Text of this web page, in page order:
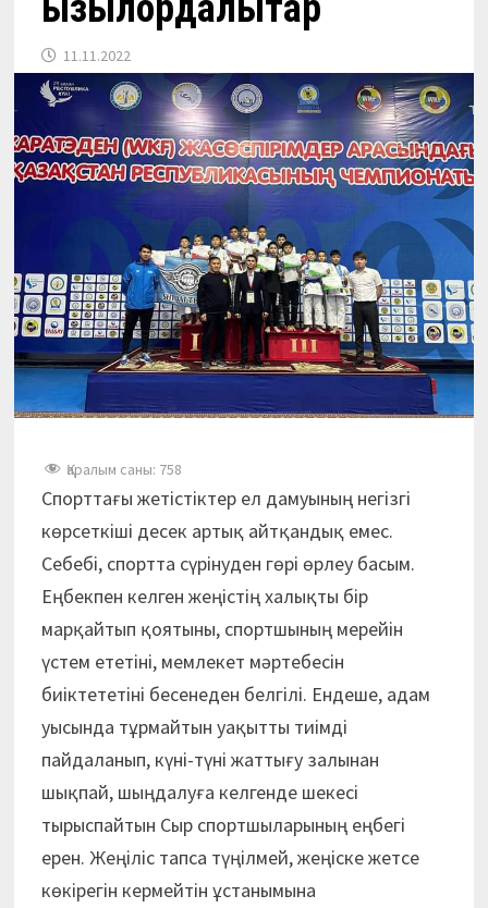
11.11.2022
Қаралым саны: 758
Спорттағы жетістіктер ел дамуының негізгі
көрсеткіші десек артық айтқандық емес.
Себебі, спортта сүрінуден гөрі өрлеу басым.
Еңбекпен келген жеңістің халықты бір
марқайтып қоятыны, спортшының мерейін
үстем ететіні, мемлекет мәртебесін
биіктететіні бесенеден белгілі. Ендеше, адам
уысында тұрмайтын уақытты тиімді
пайдаланып, күні-түні жаттығу залынан
шықпай, шыңдалуға келгенде шекесі
тырыспайтын Сыр спортшыларының еңбегі
ерен. Жеңіліс тапса түңілмей, жеңіске жетсе
көкірегін кермейтін ұстанымына